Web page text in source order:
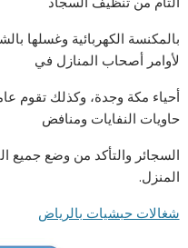
بالمكنسة الكهربائية وغسلها
لأوامر أصحاب المنازل في
أحياء مكة وجدة، وكذلك تقوم
حاويات النفايات ومنافض
السجائر والتأكد من وضع
المنزل.
شغالات حبشيات بالرياض